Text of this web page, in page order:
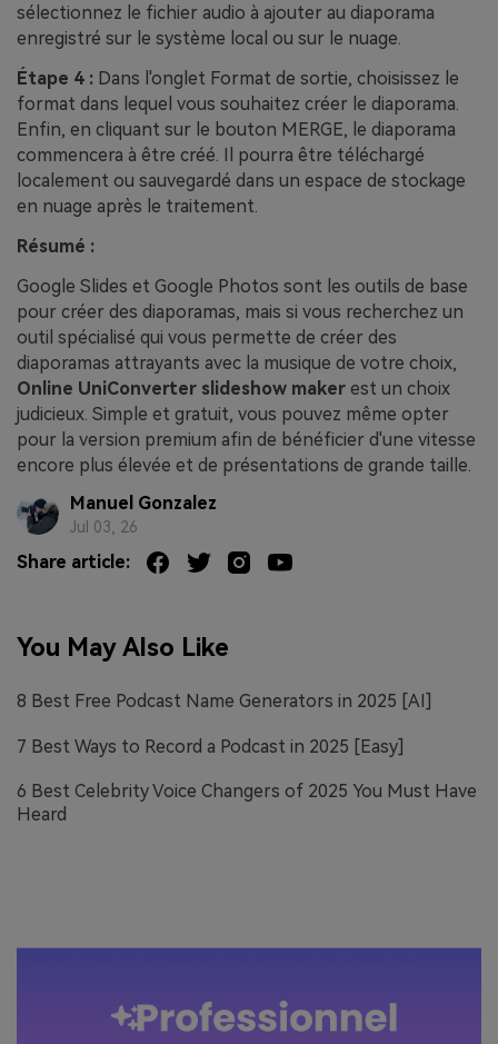
sélectionnez le fichier audio à ajouter au diaporama
enregistré sur le système local ou sur le nuage.
Étape 4 : Dans l'onglet Format de sortie, choisissez le
format dans lequel vous souhaitez créer le diaporama.
Enfin, en cliquant sur le bouton MERGE, le diaporama
commencera à être créé. Il pourra être téléchargé
localement ou sauvegardé dans un espace de stockage
en nuage après le traitement.
Résumé :
Google Slides et Google Photos sont les outils de base
pour créer des diaporamas, mais si vous recherchez un
outil spécialisé qui vous permette de créer des
diaporamas attrayants avec la musique de votre choix,
Online UniConverter slideshow maker est un choix
judicieux. Simple et gratuit, vous pouvez même opter
pour la version premium afin de bénéficier d'une vitesse
encore plus élevée et de présentations de grande taille.
Manuel Gonzalez
Jul 03, 26
Share article:
You May Also Like
8 Best Free Podcast Name Generators in 2025 [AI]
7 Best Ways to Record a Podcast in 2025 [Easy]
6 Best Celebrity Voice Changers of 2025 You Must Have
Heard